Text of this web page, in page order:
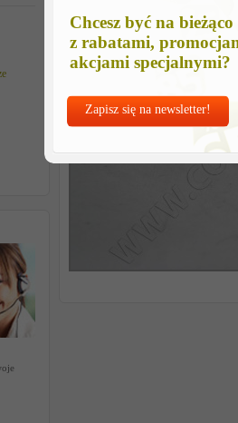
Chcesz być na bieżąco
z rabatami,
akcjami specjalnymi?
Zapisz się na newsletter!